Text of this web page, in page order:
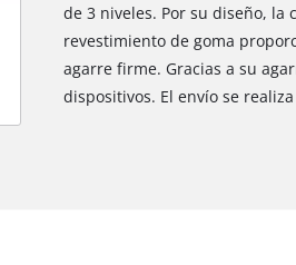
de 3 niveles. Por su diseño, la
revestimiento de goma
agarre firme. Gracias a su
dispositivos. El envío se